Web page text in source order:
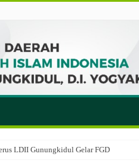
LDII Gunungkidul Gelar FGD